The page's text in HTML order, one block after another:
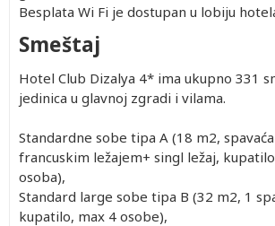
Besplata Wi Fi je dostupan u lobiju
Smeštaj
Hotel Club Dizalya 4* ima ukupno 331
jedinica u glavnoj zgradi i vilama.
Standardne sobe tipa A (18 m2,
francuskim ležajem+ singl ležaj,
osoba),
Standard large sobe tipa B (32 m2, 1
kupatilo, max 4 osobe),